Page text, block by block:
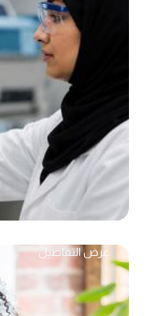
عرض التفاصيل